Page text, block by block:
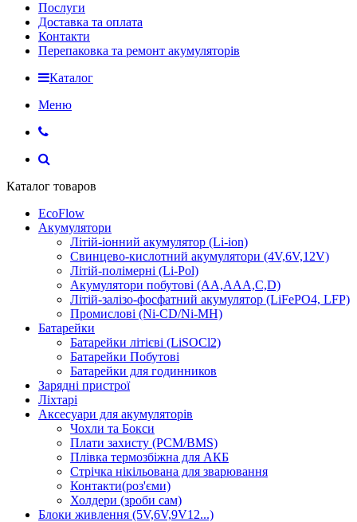
Послуги
Доставка та оплата
Контакти
Перепаковка та ремонт акумуляторів
Каталог
Меню
Каталог товаров
EcoFlow
Акумулятори
Літій-іонний акумулятор (Li-ion)
Свинцево-кислотний акумулятори (4V,6V,12V)
Літій-полімерні (Li-Pol)
Акумулятори побутові (AA,AAA,C,D)
Літій-залізо-фосфатний акумулятор (LiFePO4, LFP)
Промислові (Ni-CD/Ni-MH)
Батарейки
Батарейки літієві (LiSOCl2)
Батарейки Побутові
Батарейки для годинников
Зарядні пристрої
Ліхтарі
Аксесуари для акумуляторів
Чохли та Бокси
Плати захисту (PCM/BMS)
Плівка термозбіжна для АКБ
Стрічка нікільована для зварювання
Контакти(роз'єми)
Холдери (зроби сам)
Блоки живлення (5V,6V,9V12...)